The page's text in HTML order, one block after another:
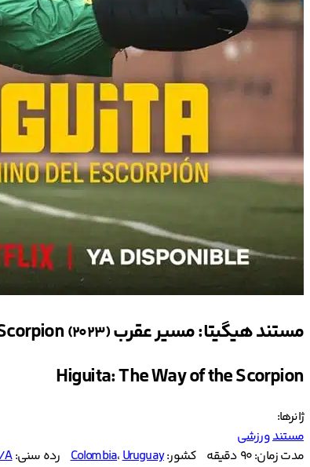
مستند هیگیتا: مسیر عقرب Higuita: The Way of the Scorpion(2023)
Higuita: The Way of the Scorpion
ژانرها:
مستندورزشی
مدت زمان: 90 دقیقه
کشور: Colombia،Uruguay رده سنی:A